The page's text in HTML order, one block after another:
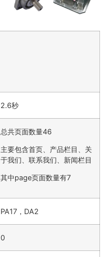
2.6秒
总共页面数量46
主要包含首页、产品栏目、关
于我们、联系我们、新闻栏目
其中page页面数量有7
PA17，DA2
0